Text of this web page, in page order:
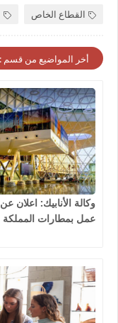
القطاع الخاص
أخر المواضيع من قسم
وكالة الأنابيك: اعلان
عمل بمطارات المملكة